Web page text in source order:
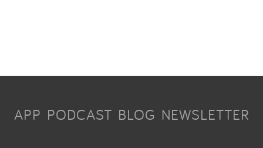
APP PODCAST BLOG NEWSLETTER